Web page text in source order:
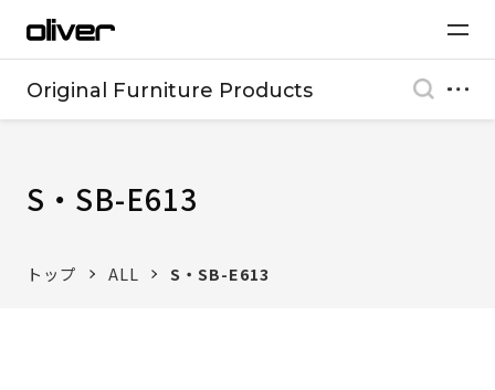
Original Furniture Products
S・SB-E613
トップ ALL S・SB-E613